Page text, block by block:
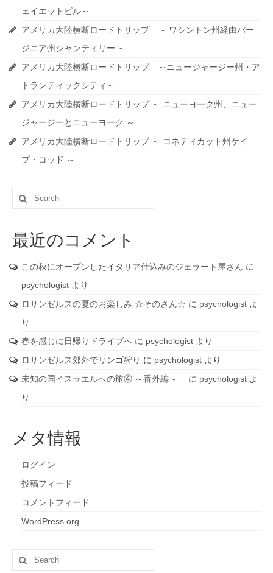
ェイエットビル～
アメリカ大陸横断ロードトリップ ～ ワシントン州経由バー
ジニア州シャンティリー ～
アメリカ大陸横断ロードトリップ ～ニュージャージー州・ア
トランティックシティ～
アメリカ大陸横断ロードトリップ ～ ニューヨーク州、ニュー
ジャージーとニューヨーク ～
アメリカ大陸横断ロードトリップ ～ コネティカット州ケイ
プ・コッド ～
Search
for:
最近のコメント
この秋にオープンしたイタリア仕込みのジェラート屋さん に
psychologist より
ロサンゼルスの夏のお楽しみ ☆そのさん☆ に psychologist よ
り
春を感じに日帰りドライブへ に psychologist より
ロサンゼルス郊外でリンゴ狩り に psychologist より
未知の国イスラエルへの旅④ ～番外編～
に psychologist よ
り
メタ情報
ログイン
投稿フィード
コメントフィード
WordPress.org
Search
for: